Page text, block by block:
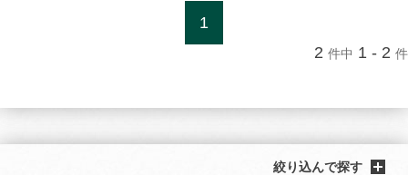
1
2 件中 1 - 2 件
絞り込んで探す